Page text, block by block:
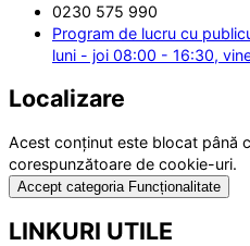
0230 575 990
Program de lucru cu
luni - joi 08:00 - 16:30,
Localizare
Acest conținut este blocat până
corespunzătoare de cookie-uri.
Accept categoria Funcționalitate
LINKURI UTILE